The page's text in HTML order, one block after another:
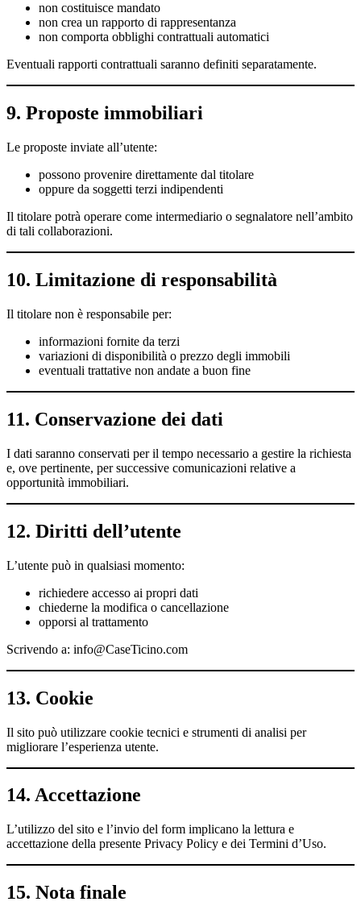
non costituisce mandato
non crea un rapporto di rappresentanza
non comporta obblighi contrattuali automatici
Eventuali rapporti contrattuali saranno definiti separatamente.
9. Proposte immobiliari
Le proposte inviate all’utente:
possono provenire direttamente dal titolare
oppure da soggetti terzi indipendenti
Il titolare potrà operare come intermediario o segnalatore nell’ambito
di tali collaborazioni.
10. Limitazione di responsabilità
Il titolare non è responsabile per:
informazioni fornite da terzi
variazioni di disponibilità o prezzo degli immobili
eventuali trattative non andate a buon fine
11. Conservazione dei dati
I dati saranno conservati per il tempo necessario a gestire la richiesta
e, ove pertinente, per successive comunicazioni relative a
opportunità immobiliari.
12. Diritti dell’utente
L’utente può in qualsiasi momento:
richiedere accesso ai propri dati
chiederne la modifica o cancellazione
opporsi al trattamento
Scrivendo a: info@CaseTicino.com
13. Cookie
Il sito può utilizzare cookie tecnici e strumenti di analisi per
migliorare l’esperienza utente.
14. Accettazione
L’utilizzo del sito e l’invio del form implicano la lettura e
accettazione della presente Privacy Policy e dei Termini d’Uso.
15. Nota finale